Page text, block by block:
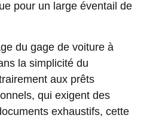
pour un large éventail de
du gage de voiture à
la simplicité du
aux prêts
qui exigent des
exhaustifs, cette